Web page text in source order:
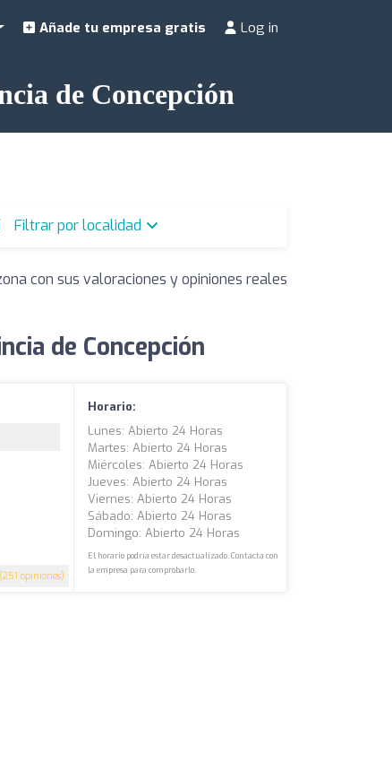
Añade tu empresa gratis Log in
de Concepción
Filtrar por localidad
con sus valoraciones y opiniones reales
de Concepción
(251 opiniones)
Horario:
Lunes: Abierto 24 Horas
Martes: Abierto 24 Horas
Miércoles: Abierto 24 Horas
Jueves: Abierto 24 Horas
Viernes: Abierto 24 Horas
Sábado: Abierto 24 Horas
Domingo: Abierto 24 Horas
El horario podría estar desactualizado. Contacta con
la empresa para comprobarlo.